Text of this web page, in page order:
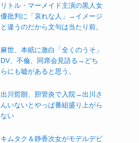
リトル・マーメイド主演の黒人女
優批判に「哀れな人」→イメージ
と違うのだから文句は当たり前。
麻世、本紙に激白「全くのうそ」
DV、不倫、同席会見語る→どち
らにも嘘があると思う。
出川哲朗、胆管炎で入院→出川さ
んいないとやっぱ番組盛り上がら
ない
キムタク＆静香次女がモデルデビ